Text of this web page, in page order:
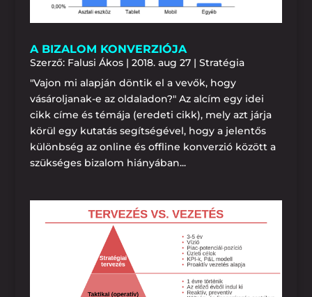
A BIZALOM KONVERZIÓJA
Szerző: Falusi Ákos| 2018. aug 27| Stratégia
"Vajon mi alapján döntik el a vevők, hogy
vásároljanak-e az oldaladon?" Az alcím egy idei
cikk címe és témája (eredeti cikk), mely azt járja
körül egy kutatás segítségével, hogy a jelentős
különbség az online és offline konverzió között a
szükséges bizalom hiányában...